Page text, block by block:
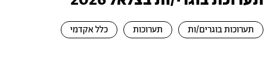
תערוכות בוגרים/ות תערוכות כלל אקדמי